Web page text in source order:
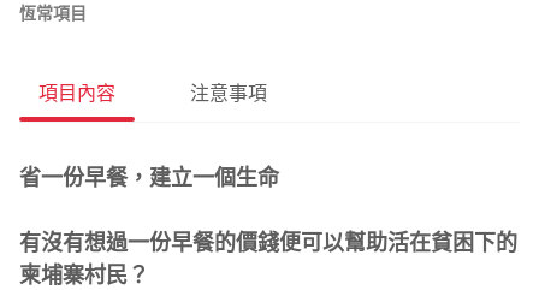
恆常項目
項目內容 注意事項
省一份早餐，建立一個生命
有沒有想過一份早餐的價錢便可以幫助活在貧困下的
柬埔寨村民？